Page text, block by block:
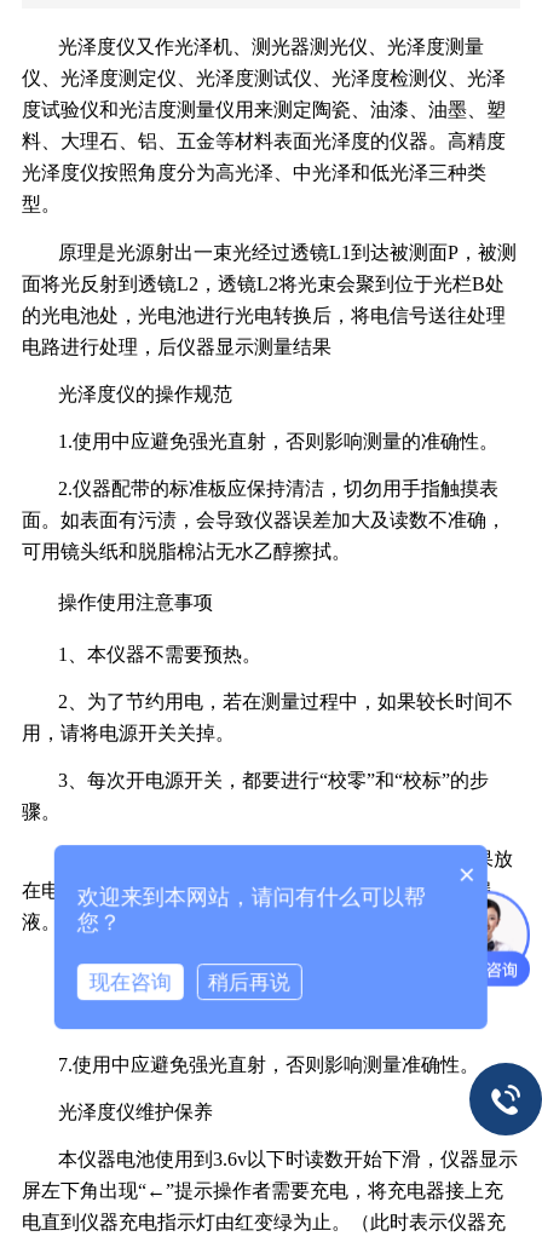
光泽度仪又作光泽机、测光器测光仪、光泽度测量
仪、光泽度测定仪、光泽度测试仪、光泽度检测仪、光泽
度试验仪和光洁度测量仪用来测定陶瓷、油漆、油墨、塑
料、大理石、铝、五金等材料表面光泽度的仪器。高精度
光泽度仪按照角度分为高光泽、中光泽和低光泽三种类
型。
原理是光源射出一束光经过透镜L1到达被测面P，被测
面将光反射到透镜L2，透镜L2将光束会聚到位于光栏B处
的光电池处，光电池进行光电转换后，将电信号送往处理
电路进行处理，后仪器显示测量结果
光泽度仪的操作规范
1.使用中应避免强光直射，否则影响测量的准确性。
2.仪器配带的标准板应保持清洁，切勿用手指触摸表
面。如表面有污渍，会导致仪器误差加大及读数不准确，
可用镜头纸和脱脂棉沾无水乙醇擦拭。
操作使用注意事项
1、本仪器不需要预热。
2、为了节约用电，若在测量过程中，如果较长时间不
用，请将电源开关关掉。
3、每次开电源开关，都要进行“校零”和“校标”的步
骤。
4、若很长时间不用，请将电池取出，因为电池如果放
在电器里常时间不用的话 由于自身的内部放电会导致漏
液。
5、本仪器可使用镍镉电池。
7.使用中应避免强光直射，否则影响测量准确性。
光泽度仪维护保养
本仪器电池使用到3.6v以下时读数开始下滑，仪器显示
屏左下角出现“←”提示操作者需要充电，将充电器接上充
电直到仪器充电指示灯由红变绿为止。（此时表示仪器充
×
欢迎来到本网站，请问有什么可以帮
您？
现在咨询 稍后再说